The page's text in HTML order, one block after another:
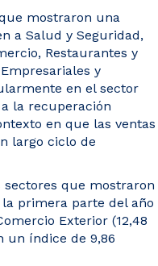
mostraron una
a Salud y Seguridad,
Restaurantes y
y
en el sector
la recuperación
en que las ventas
largo ciclo de
sectores que mostraron
primera parte del año
Exterior (12,48
un índice de 9,86